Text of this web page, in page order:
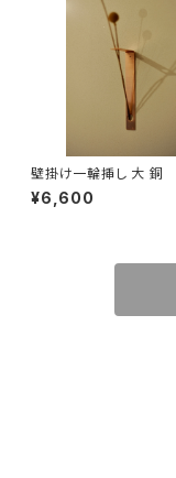
壁掛け一輪挿し 大 銅
¥6,600